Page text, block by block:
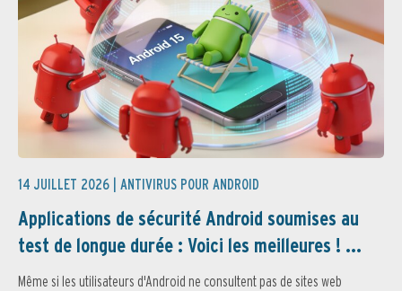
14 JUILLET 2026 | ANTIVIRUS POUR ANDROID
Applications de sécurité Android soumises au
test de longue durée : Voici les meilleures ! ...
Même si les utilisateurs d'Android ne consultent pas de sites web